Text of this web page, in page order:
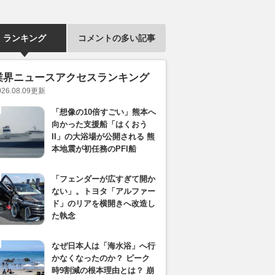
ランキング コメントの多い記事
界ニュースアクセスランキング
更新
「想像の10倍すごい」熊本へ
向かった支援船「はくおう
II」の大浴場が公開される 熊
本地震が初任務のPFI船
「フェンダーが広すぎて開か
ない」。トヨタ「アルファー
ド」のリアを横開きへ改造し
た執念
なぜ日本人は「海水浴」へ行
かなくなったのか？ ピーク
時9割減の根本理由とは？ 崩